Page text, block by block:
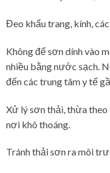
Đeo khẩu trang, kính,
Không để sơn dính vào
nhiều bằng nước sạch.
đến các trung tâm y tế
Xử lý sơn thải, thừa
nơi khô thoáng.
Tránh thải sơn ra môi